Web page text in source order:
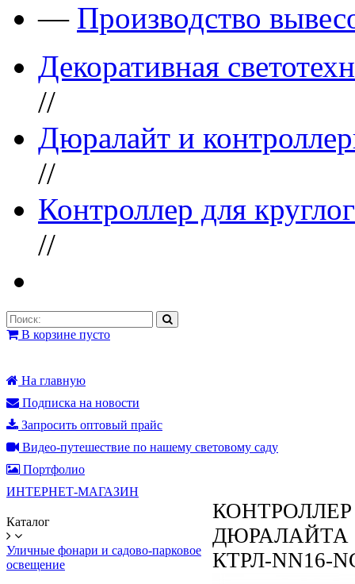
— Производство
Декоративная
//
Дюралайт и
//
Контроллер для
//
В корзине пусто
На главную
Подписка на новости
Запросить оптовый прайс
Видео-путешествие по нашему световому саду
Портфолио
ИНТЕРНЕТ-МАГАЗИН
Каталог
Уличные фонари и садово-парковое
освещение
ДЮРАЛАЙТА
КТРЛ-NN16-